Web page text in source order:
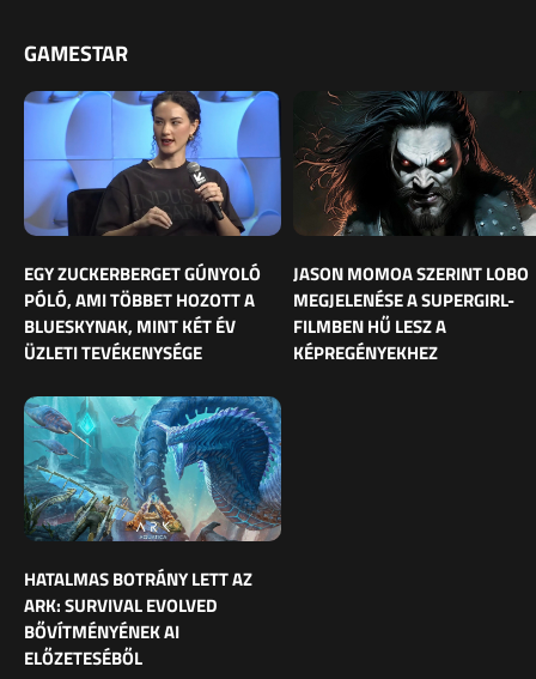
GAMESTAR
EGY ZUCKERBERGET GÚNYOLÓ
PÓLÓ, AMI TÖBBET HOZOTT A
BLUESKYNAK, MINT KÉT ÉV
ÜZLETI TEVÉKENYSÉGE
JASON MOMOA SZERINT LOBO
MEGJELENÉSE A SUPERGIRL-
FILMBEN HŰ LESZ A
KÉPREGÉNYEKHEZ
HATALMAS BOTRÁNY LETT AZ
ARK: SURVIVAL EVOLVED
BŐVÍTMÉNYÉNEK AI
ELŐZETESÉBŐL